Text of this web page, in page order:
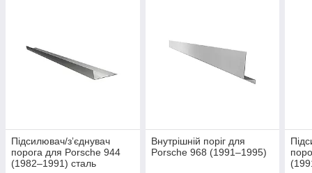
Підсилювач/зʼєднувач
порога для Porsche 944
(1982–1991) сталь
Внутрішній поріг для
Porsche 968 (1991–1995)